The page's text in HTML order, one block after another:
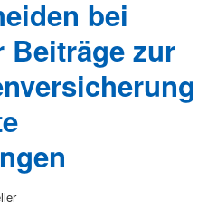
bei
Beiträge zur